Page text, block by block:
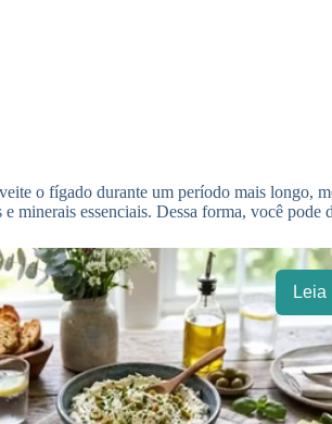
o fígado durante um período mais longo,
essenciais. Dessa forma, você
Leia